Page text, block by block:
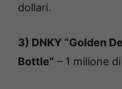
dollari.
3) DNKY “Golden
Bottle” – 1 milione